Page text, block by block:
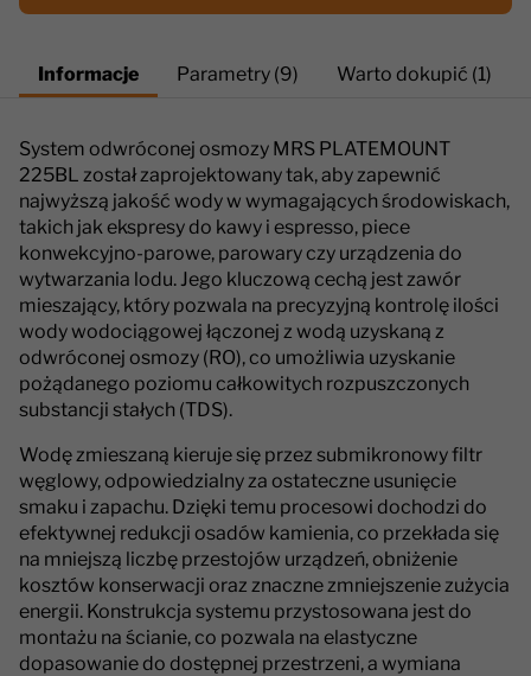
Informacje Parametry (9) Warto dokupić (1)
System odwróconej osmozy MRS PLATEMOUNT
225BL został zaprojektowany tak, aby zapewnić
najwyższą jakość wody w wymagających środowiskach,
takich jak ekspresy do kawy i espresso, piece
konwekcyjno-parowe, parowary czy urządzenia do
wytwarzania lodu. Jego kluczową cechą jest zawór
mieszający, który pozwala na precyzyjną kontrolę ilości
wody wodociągowej łączonej z wodą uzyskaną z
odwróconej osmozy (RO), co umożliwia uzyskanie
pożądanego poziomu całkowitych rozpuszczonych
substancji stałych (TDS).
Wodę zmieszaną kieruje się przez submikronowy filtr
węglowy, odpowiedzialny za ostateczne usunięcie
smaku i zapachu. Dzięki temu procesowi dochodzi do
efektywnej redukcji osadów kamienia, co przekłada się
na mniejszą liczbę przestojów urządzeń, obniżenie
kosztów konserwacji oraz znaczne zmniejszenie zużycia
energii. Konstrukcja systemu przystosowana jest do
montażu na ścianie, co pozwala na elastyczne
dopasowanie do dostępnej przestrzeni, a wymiana